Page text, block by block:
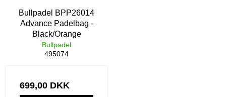
Bullpadel BPP26014
Advance Padelbag -
Black/Orange
Bullpadel
495074
699,00 DKK